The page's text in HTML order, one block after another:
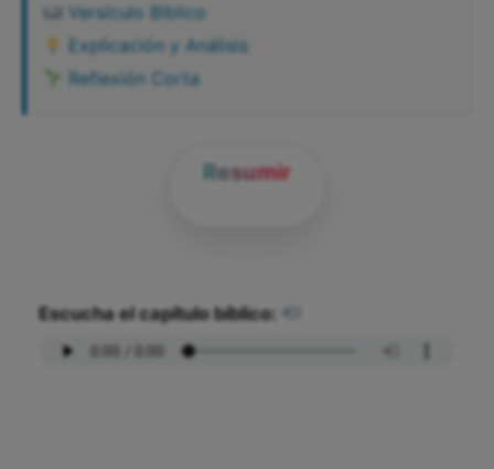
Versículo Bíblico
Explicación y Análisis
Reflexión Corta
Resumir
Escucha el capítulo bíblico: